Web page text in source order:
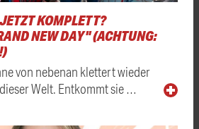
KOMPLETT?
NEW DAY" (ACHTUNG:
von nebenan klettert wieder
Welt. Entkommt sie …